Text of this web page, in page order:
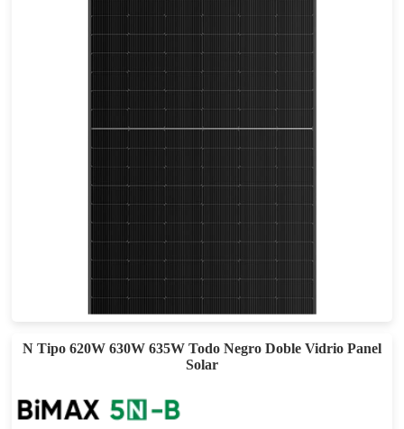
555-585W
Garantía de potencia de 30 años
N Tipo 620W 630W 635W Todo Negro Doble Vidrio Panel
Solar